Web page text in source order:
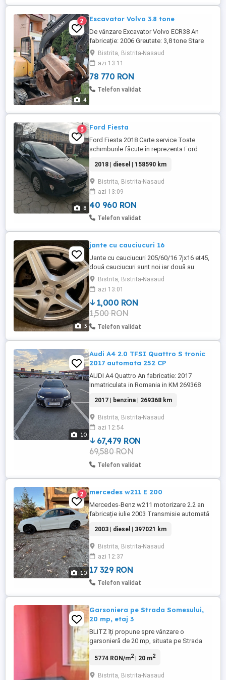
4
2 Escavator Volvo 3.8 tone
De vânzare Excavator Volvo ECR38 An
fabricație: 2006 Greutate: 3,8 tone Stare
foarte bună de funcționare Gata de lucru,
fără defecte Motor și instalație hidraulică
funcționează foarte bine Utilaj bine
întreținut, fiabil și pregătit pentru lucru
imediat Se vinde cu 3 cupe incluse: Cupă
Bistrita, Bistrita-Nasaud
azi 13:11
78 770 RON
Telefon validat
8
3 Ford Fiesta
Ford Fiesta 2018 Carte service Toate
schimburile făcute în reprezenta Ford
mic - 4% drum lung, 4,6%mixt
2018 | diesel | 158590 km
Bistrita, Bistrita-Nasaud
azi 13:09
40 960 RON
Telefon validat
3
jante cu cauciucuri 16
Jante cu cauciucuri 205/60/16 7jx16 et45,
două cauciucuri sunt noi iar două au
aproximativ 4000 km, momentan sunt
montate pe un Audi a4 b8
Bistrita, Bistrita-Nasaud
azi 13:01
1,000 RON
1,500 RON
Telefon validat
10
Audi A4 2.0 TFSI Quattro S tronic
2017 automata 252 CP
AUDI A4 Quattro An fabricatie: 2017
Inmatriculata in Romania in KM 269368
CARVERTICAL Culoare: albastra 4 uși
Sistem de frânare automată de urgență
Climatizare automată Senzor de ploaie și
pornire oprire automată Cheie inteligentă
(keyless go keyless Enter) ABS, ...
2017 | benzina | 269368 km
Bistrita, Bistrita-Nasaud
azi 12:54
67,479 RON
69,580 RON
Telefon validat
10
2 mercedes w211 E 200
Mercedes-Benz w211 motorizare 2.2 an
fabricație iulie 2003 Transmisie automată
două zone Scaune electrice cu memorie
și masaj Xenon Interior piele perforată
Comenzi volan Follow me home Leave me
home Pilot automat Lumini ambientale
interior Oglinzi electrice și ...
2003 | diesel | 397021 km
Bistrita, Bistrita-Nasaud
azi 12:37
17 329 RON
Telefon validat
Garsoniera pe Strada Somesului,
20 mp, etaj 3
BLITZ îți propune spre vânzare o
garsonieră de 20 mp, situata pe Strada
caracteristici: - etaj 3 - suprafata 20 mp -
magazine - geamuri termopan - necesita
5774 RON/m2| 20 m2
Bistrita, Bistrita-Nasaud